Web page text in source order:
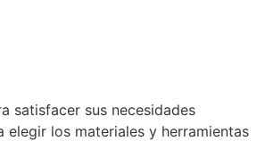
satisfacer sus necesidades
los materiales y herramientas